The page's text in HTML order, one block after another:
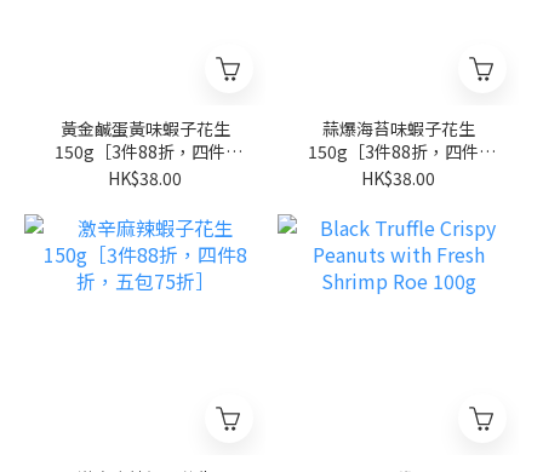
黃金鹹蛋黃味蝦子花生
150g［3件88折，四件8
折，五包75折］
HK$38.00
蒜爆海苔味蝦子花生
150g［3件88折，四件8
折，五包75折］
HK$38.00